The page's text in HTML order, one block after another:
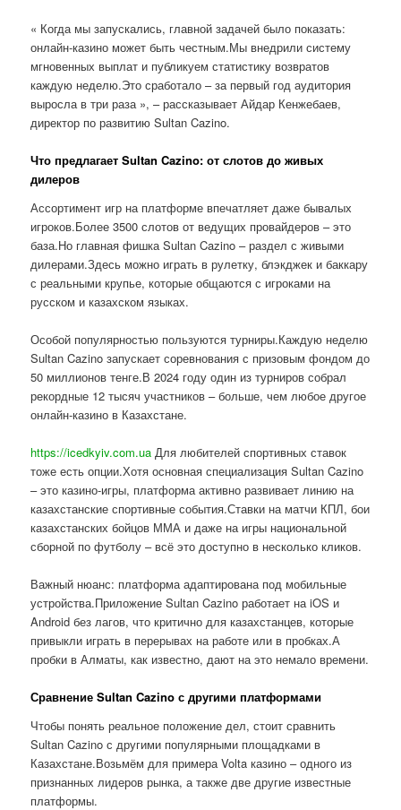
« Когда мы запускались, главной задачей было показать:
онлайн-казино может быть честным.Мы внедрили систему
мгновенных выплат и публикуем статистику возвратов
каждую неделю.Это сработало – за первый год аудитория
выросла в три раза », – рассказывает Айдар Кенжебаев,
директор по развитию Sultan Cazino.
Что предлагает Sultan Cazino: от слотов до живых
дилеров
Ассортимент игр на платформе впечатляет даже бывалых
игроков.Более 3500 слотов от ведущих провайдеров – это
база.Но главная фишка Sultan Cazino – раздел с живыми
дилерами.Здесь можно играть в рулетку, блэкджек и баккару
с реальными крупье, которые общаются с игроками на
русском и казахском языках.
Особой популярностью пользуются турниры.Каждую неделю
Sultan Cazino запускает соревнования с призовым фондом до
50 миллионов тенге.В 2024 году один из турниров собрал
рекордные 12 тысяч участников – больше, чем любое другое
онлайн-казино в Казахстане.
https://icedkyiv.com.ua Для любителей спортивных ставок
тоже есть опции.Хотя основная специализация Sultan Cazino
– это казино-игры, платформа активно развивает линию на
казахстанские спортивные события.Ставки на матчи КПЛ, бои
казахстанских бойцов ММА и даже на игры национальной
сборной по футболу – всё это доступно в несколько кликов.
Важный нюанс: платформа адаптирована под мобильные
устройства.Приложение Sultan Cazino работает на iOS и
Android без лагов, что критично для казахстанцев, которые
привыкли играть в перерывах на работе или в пробках.А
пробки в Алматы, как известно, дают на это немало времени.
Сравнение Sultan Cazino с другими платформами
Чтобы понять реальное положение дел, стоит сравнить
Sultan Cazino с другими популярными площадками в
Казахстане.Возьмём для примера Volta казино – одного из
признанных лидеров рынка, а также две другие известные
платформы.